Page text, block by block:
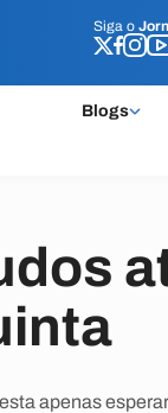
Siga o
Blogs
Siga o
apenas